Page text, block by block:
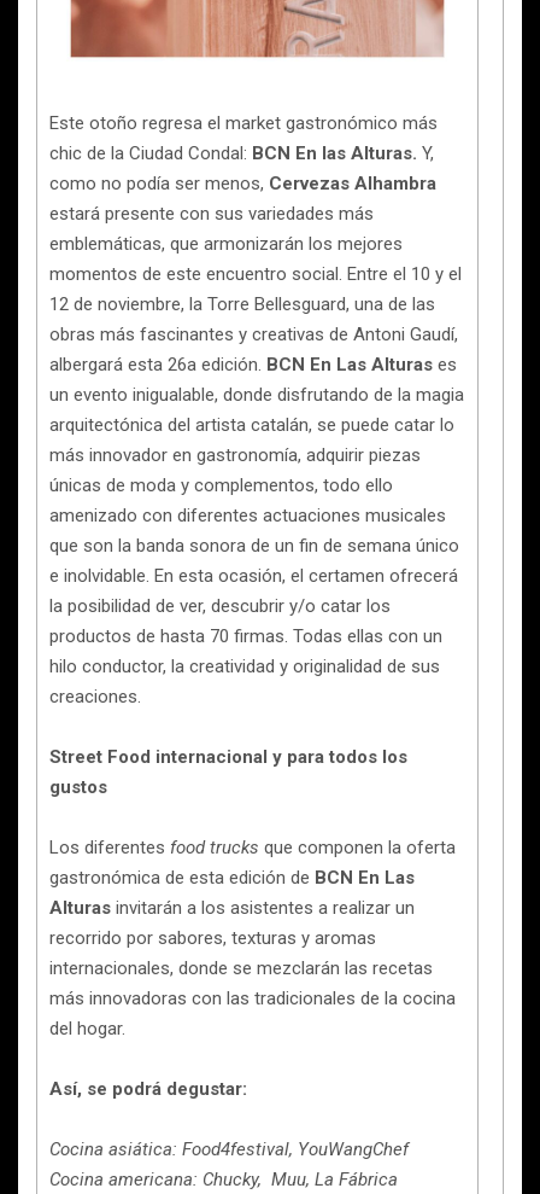
Este otoño regresa el market gastronómico más
chic de la Ciudad Condal: BCN En las Alturas. Y,
como no podía ser menos, Cervezas Alhambra
estará presente con sus variedades más
emblemáticas, que armonizarán los mejores
momentos de este encuentro social. Entre el 10 y el
12 de noviembre, la Torre Bellesguard, una de las
obras más fascinantes y creativas de Antoni Gaudí,
albergará esta 26a edición. BCN En Las Alturas es
un evento inigualable, donde disfrutando de la magia
arquitectónica del artista catalán, se puede catar lo
más innovador en gastronomía, adquirir piezas
únicas de moda y complementos, todo ello
amenizado con diferentes actuaciones musicales
que son la banda sonora de un fin de semana único
e inolvidable. En esta ocasión, el certamen ofrecerá
la posibilidad de ver, descubrir y/o catar los
productos de hasta 70 firmas. Todas ellas con un
hilo conductor, la creatividad y originalidad de sus
creaciones.
Street Food internacional y para todos los
gustos
Los diferentes food trucks que componen la oferta
gastronómica de esta edición de BCN En Las
Alturas invitarán a los asistentes a realizar un
recorrido por sabores, texturas y aromas
internacionales, donde se mezclarán las recetas
más innovadoras con las tradicionales de la cocina
del hogar.
Así, se podrá degustar:
Cocina asiática: Food4festival, YouWangChef
Cocina americana: Chucky, Muu, La Fábrica